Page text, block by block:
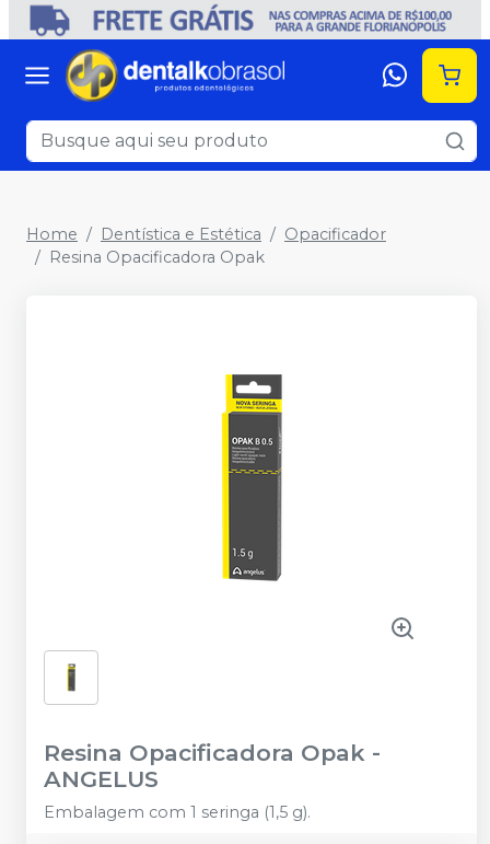
Home Dentística e Estética
Opacificador
Resina Opacificadora Opak
Resina Opacificadora Opak -
ANGELUS
Embalagem com 1 seringa (1,5 g).